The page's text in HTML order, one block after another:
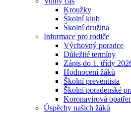
Kroužky
Školní klub
Školní družina
Informace pro rodiče
Výchovný poradce
Důležité termíny
Zápis do 1. třídy
Hodnocení žáků
Školní preventista
Školní poradenské
Koronavirová
Úspěchy našich žáků